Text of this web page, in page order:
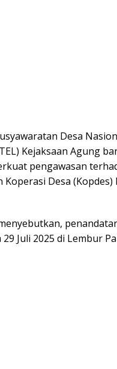
Desa
Kejaksaan Agung
pengawasan
Desa
Juli 2025 di Lembur